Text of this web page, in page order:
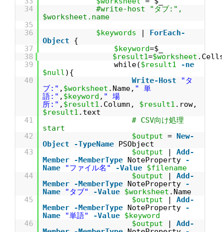
34
#write-host "タブ:",
$worksheet.name
35
36
$keywords | ForEach-
Object
{
37
$keyword=$_
38
$result1=$worksheet
39
while($result1
-ne
$null){
40
Write-Host
"タ
ブ:" , $worksheet .Name, " 単
語:" , $keyword , " 場
所:" , $result1 .Column, $result1 .row,
$result1 .text
41
# CSV向け処理
start
42
$output = New-
Object
-TypeName PSObject
43
$output | Add-
Member
-MemberType NoteProperty
-
Name
"ファイル名" -Value $filename
44
$output | Add-
Member
-MemberType NoteProperty
-
Name
"タブ" -Value $worksheet .Name
45
$output | Add-
Member
-MemberType NoteProperty
-
Name
"単語" -Value $keyword
46
$output | Add-